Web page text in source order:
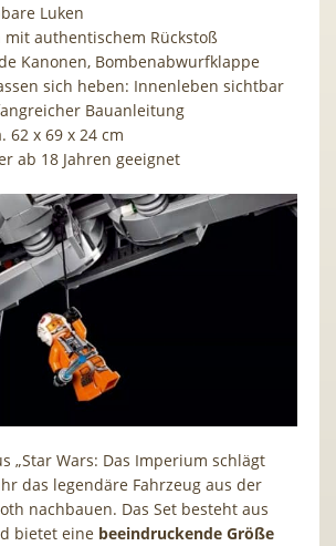
Luken
mit authentischem Rückstoß
Kanonen, Bombenabwurfklappe
sich heben: Innenleben sichtbar
Bauanleitung
62 x 69 x 24 cm
ab 18 Jahren geeignet
„Star Wars: Das Imperium schlägt
das legendäre Fahrzeug aus der
nachbauen. Das Set besteht aus
bietet eine beeindruckende Größe